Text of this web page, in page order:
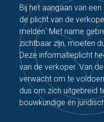
Maak een afspraak
Bij het aangaan van
de plicht van de
melden. Met name
zichtbaar zijn, moeten
Deze informatieplicht
van de verkoper. Van
verwacht om te
dus om zich uitgebreid
bouwkundige én